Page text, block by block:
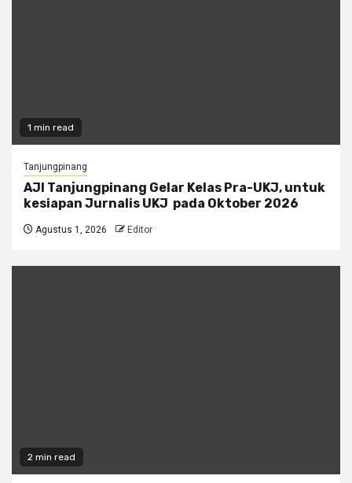
1 min read
Tanjungpinang
AJI Tanjungpinang Gelar Kelas Pra-UKJ, untuk
kesiapan Jurnalis UKJ pada Oktober 2026
Agustus 1, 2026 Editor
2 min read